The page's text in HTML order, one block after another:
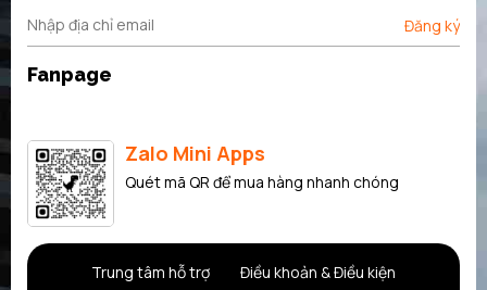
Đăng ký
Fanpage
Zalo Mini Apps
Quét mã QR để mua hàng nhanh chóng
Trung tâm hỗ trợ Điều khoản & Điều kiện